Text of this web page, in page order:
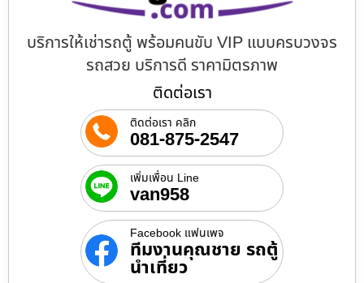
บริการให้เช่ารถตู้ พร้อมคนขับ VIP แบบครบวงจร
รถสวย บริการดี ราคามิตรภาพ
ติดต่อเรา
ติดต่อเรา คลิก
081-875-2547
เพิ่มเพื่อน Line
van958
Facebook แฟนเพจ
ทีมงานคุณชาย รถตู้
นำเที่ยว